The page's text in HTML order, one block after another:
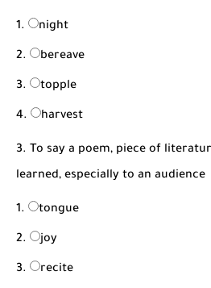
night
bereave
topple
harvest
3. To say a poem, piece of
learned, especially to an audience
tongue
joy
recite